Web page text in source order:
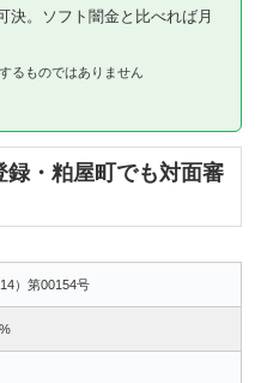
決。ソフト闇金と比べれば月
るものではありません
・粕屋町でも対面審
）第00154号